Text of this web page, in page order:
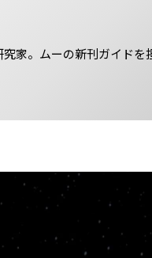
家。ムーの新刊ガイドを